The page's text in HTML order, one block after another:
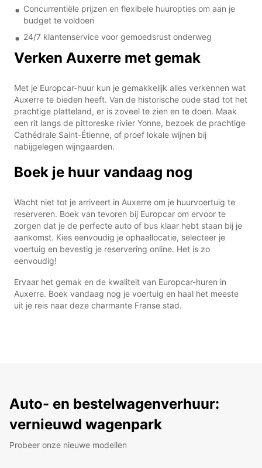
Concurrentiële prijzen en flexibele huuropties om aan je
budget te voldoen
24/7 klantenservice voor gemoedsrust onderweg
Verken Auxerre met gemak
Met je Europcar-huur kun je gemakkelijk alles verkennen wat
Auxerre te bieden heeft. Van de historische oude stad tot het
prachtige platteland, er is zoveel te zien en te doen. Maak
een rit langs de pittoreske rivier Yonne, bezoek de prachtige
Cathédrale Saint-Étienne, of proef lokale wijnen bij
nabijgelegen wijngaarden.
Boek je huur vandaag nog
Wacht niet tot je arriveert in Auxerre om je huurvoertuig te
reserveren. Boek van tevoren bij Europcar om ervoor te
zorgen dat je de perfecte auto of bus klaar hebt staan bij je
aankomst. Kies eenvoudig je ophaallocatie, selecteer je
voertuig en bevestig je reservering online. Het is zo
eenvoudig!
Ervaar het gemak en de kwaliteit van Europcar-huren in
Auxerre. Boek vandaag nog je voertuig en haal het meeste
uit je reis naar deze charmante Franse stad.
Auto- en bestelwagenverhuur:
vernieuwd wagenpark
Probeer onze nieuwe modellen